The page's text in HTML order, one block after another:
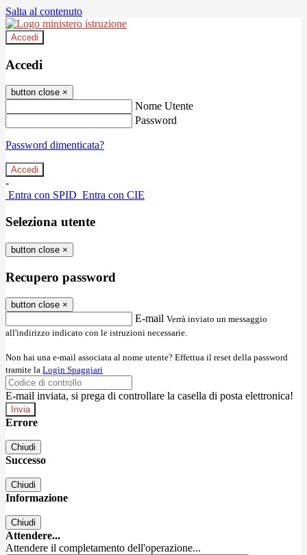
Salta al contenuto
Accedi
Accedi
button close ×
Nome Utente
Password
Password dimenticata?
-
Entra con SPID Entra con CIE
Seleziona utente
button close ×
Recupero password
button close ×
E-mail Verrà inviato un messaggio
all'indirizzo indicato con le istruzioni necessarie.
Non hai una e-mail associata al nome utente? Effettua il reset della password
tramite la Login Spaggiari
E-mail inviata, si prega di controllare la casella di posta elettronica!
Errore
Chiudi
Successo
Chiudi
Informazione
Chiudi
Attendere...
Attendere il completamento dell'operazione...